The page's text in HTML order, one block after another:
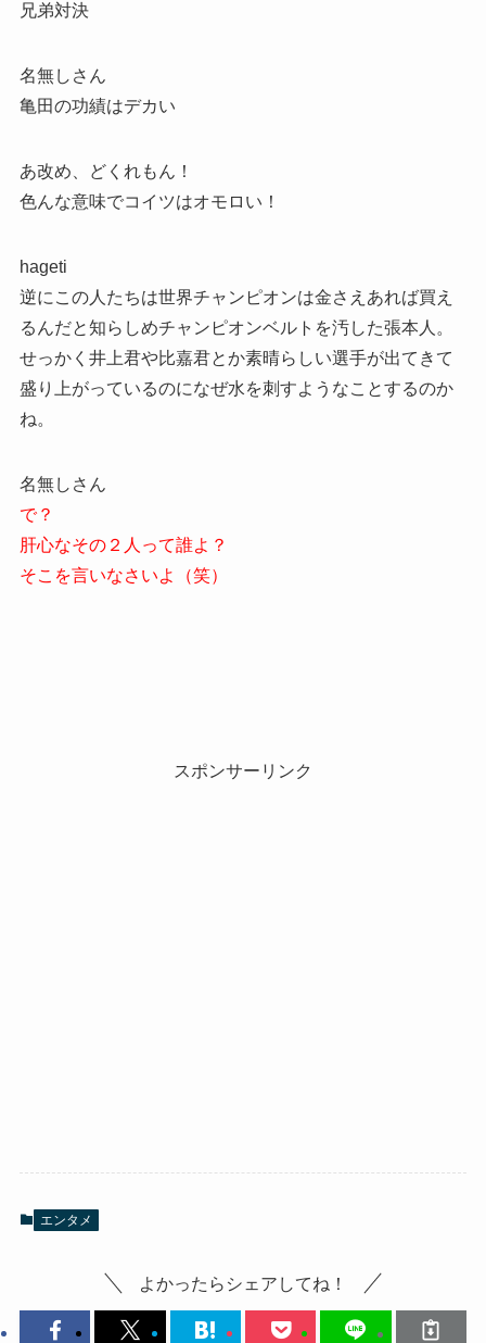
兄弟対決
名無しさん
亀田の功績はデカい
あ改め、どくれもん！
色んな意味でコイツはオモロい！
hageti
逆にこの人たちは世界チャンピオンは金さえあれば買え
るんだと知らしめチャンピオンベルトを汚した張本人。
せっかく井上君や比嘉君とか素晴らしい選手が出てきて
盛り上がっているのになぜ水を刺すようなことするのか
ね。
名無しさん
で？
肝心なその２人って誰よ？
そこを言いなさいよ（笑）
スポンサーリンク
エンタメ
よかったらシェアしてね！